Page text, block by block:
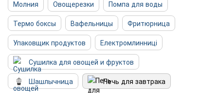
Молния
Овощерезки
Помпа для воды
Термо боксы
Вафельницы
Фритюрница
Упаковщик продуктов
Електромлинниці
Сушилка для овощей и фруктов
Шашлычница
Печь для завтрака